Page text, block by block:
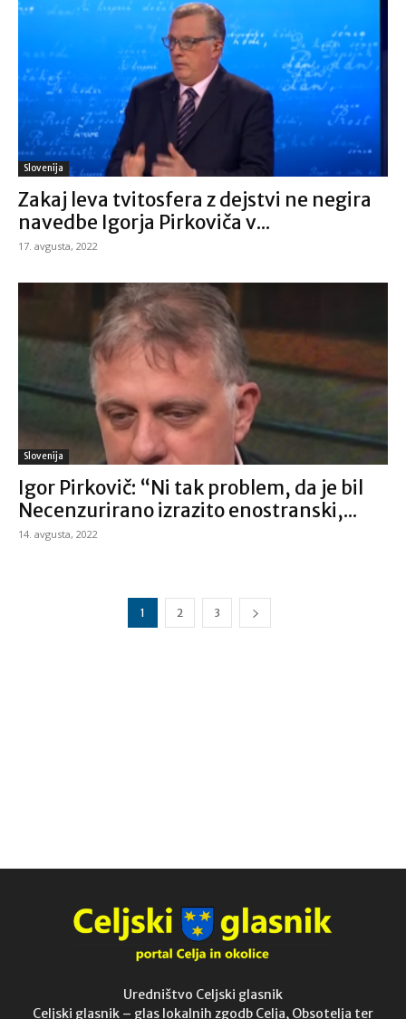
Slovenija
Zakaj leva tvitosfera z dejstvi ne negira
navedbe Igorja Pirkoviča v...
17. avgusta, 2022
Slovenija
Igor Pirkovič: “Ni tak problem, da je bil
Necenzurirano izrazito enostranski,...
14. avgusta, 2022
1 2 3
Uredništvo Celjski glasnik
Celjski glasnik – glas lokalnih zgodb Celja, Obsotelja ter